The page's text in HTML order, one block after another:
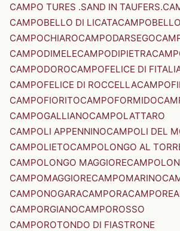
CAMPO TURES .SAND IN TAUFERS.
CAMPOBELLO DI LICATA
CAMPOCHIAROCAMPODARSEGO
CAMPODIMELECAMPODIPIETRA
CAMPODOROCAMPOFELICE DI
CAMPOFELICE DI ROCCELLA
CAMPOFIORITOCAMPOFORMIDO
CAMPOGALLIANOCAMPOLATTARO
CAMPOLI APPENNINOCAMPOLI DEL
CAMPOLIETOCAMPOLONGO AL
CAMPOLONGO MAGGIORE
CAMPOMAGGIORECAMPOMARINO
CAMPONOGARACAMPORA
CAMPORGIANOCAMPOROSSO
CAMPOROTONDO DI FIASTRONE